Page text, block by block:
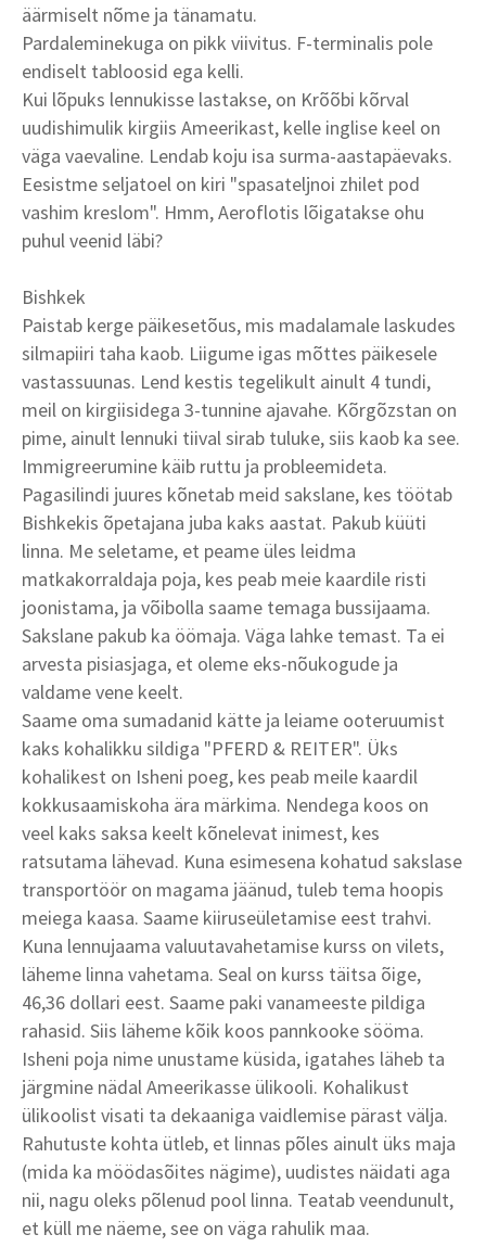
äärmiselt nõme ja tänamatu.
Pardaleminekuga on pikk viivitus. F-terminalis pole
endiselt tabloosid ega kelli.
Kui lõpuks lennukisse lastakse, on Krõõbi kõrval
uudishimulik kirgiis Ameerikast, kelle inglise keel on
väga vaevaline. Lendab koju isa surma-aastapäevaks.
Eesistme seljatoel on kiri "spasateljnoi zhilet pod
vashim kreslom". Hmm, Aeroflotis lõigatakse ohu
puhul veenid läbi?
Bishkek
Paistab kerge päikesetõus, mis madalamale laskudes
silmapiiri taha kaob. Liigume igas mõttes päikesele
vastassuunas. Lend kestis tegelikult ainult 4 tundi,
meil on kirgiisidega 3-tunnine ajavahe. Kõrgõzstan on
pime, ainult lennuki tiival sirab tuluke, siis kaob ka see.
Immigreerumine käib ruttu ja probleemideta.
Pagasilindi juures kõnetab meid sakslane, kes töötab
Bishkekis õpetajana juba kaks aastat. Pakub küüti
linna. Me seletame, et peame üles leidma
matkakorraldaja poja, kes peab meie kaardile risti
joonistama, ja võibolla saame temaga bussijaama.
Sakslane pakub ka öömaja. Väga lahke temast. Ta ei
arvesta pisiasjaga, et oleme eks-nõukogude ja
valdame vene keelt.
Saame oma sumadanid kätte ja leiame ooteruumist
kaks kohalikku sildiga "PFERD & REITER". Üks
kohalikest on Isheni poeg, kes peab meile kaardil
kokkusaamiskoha ära märkima. Nendega koos on
veel kaks saksa keelt kõnelevat inimest, kes
ratsutama lähevad. Kuna esimesena kohatud sakslase
transportöör on magama jäänud, tuleb tema hoopis
meiega kaasa. Saame kiiruseületamise eest trahvi.
Kuna lennujaama valuutavahetamise kurss on vilets,
läheme linna vahetama. Seal on kurss täitsa õige,
46,36 dollari eest. Saame paki vanameeste pildiga
rahasid. Siis läheme kõik koos pannkooke sööma.
Isheni poja nime unustame küsida, igatahes läheb ta
järgmine nädal Ameerikasse ülikooli. Kohalikust
ülikoolist visati ta dekaaniga vaidlemise pärast välja.
Rahutuste kohta ütleb, et linnas põles ainult üks maja
(mida ka möödasõites nägime), uudistes näidati aga
nii, nagu oleks põlenud pool linna. Teatab veendunult,
et küll me näeme, see on väga rahulik maa.